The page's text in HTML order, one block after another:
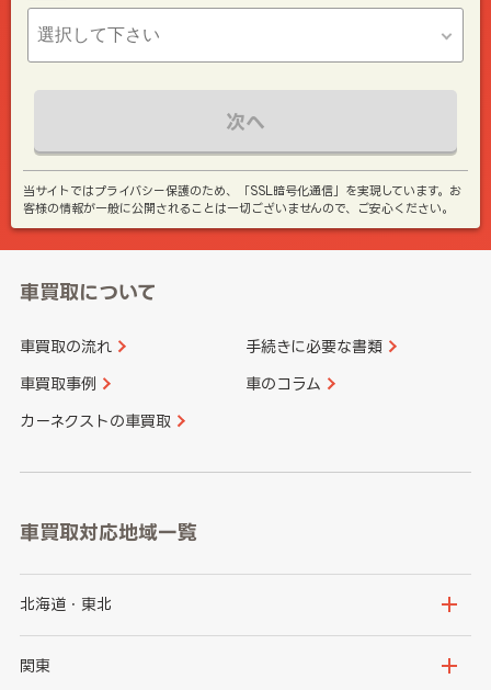
次へ
当サイトではプライバシー保護のため、「SSL暗号化通信」を実現しています。お
客様の情報が一般に公開されることは一切ございませんので、ご安心ください。
車買取について
車買取の流れ 手続きに必要な書類
車買取事例 車のコラム
カーネクストの車買取
車買取対応地域一覧
北海道・東北
北海道
関東